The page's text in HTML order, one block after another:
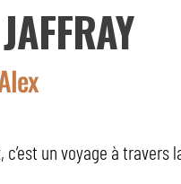
c’est un voyage à